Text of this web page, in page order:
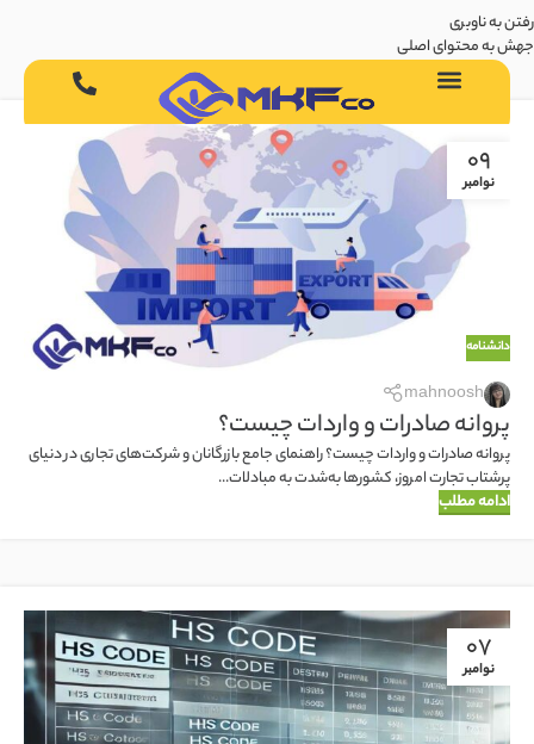
رفتن به ناوبری
جهش به محتوای اصلی
09
نوامبر
دانشنامه
mahnoosh
پروانه صادرات و واردات چیست؟
پروانه صادرات و واردات چیست؟ راهنمای جامع بازرگانان و شرکت‌های تجاری در دنیای
پرشتاب تجارت امروز، کشورها به‌شدت به مبادلات...
ادامه مطلب
07
نوامبر